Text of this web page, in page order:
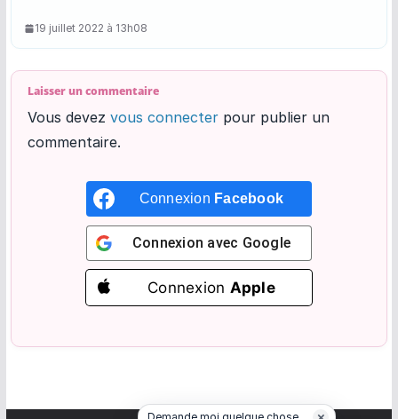
19 juillet 2022 à 13h08
Laisser un commentaire
Vous devez vous connecterpour publier un
commentaire.
Connexion Facebook
Connexion avec Google
Connexion Apple